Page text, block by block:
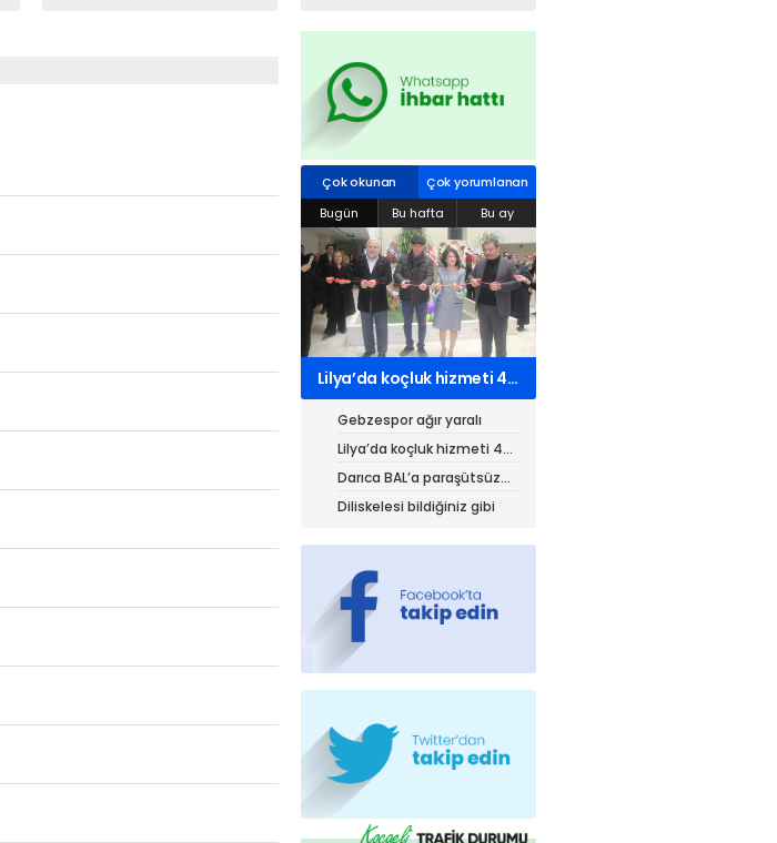
Çok okunan
Çok yorumlanan
Bugün
Bu hafta Bu ay
Lilya’da koçluk hizmeti 4
kurumdan 7 belgeli
Gebzespor ağır yaralı
Lilya’da koçluk hizmeti 4
kurumdan 7 belgeli
Darıca BAL’a paraşütsüz
iniyor!
Diliskelesi bildiğiniz gibi
Web TV
Caddesi, Beşiroğlu Altın Han Kat: 1
(BİLKAR)Gebze - KOCAELİ
aktanuslu@gmail.com